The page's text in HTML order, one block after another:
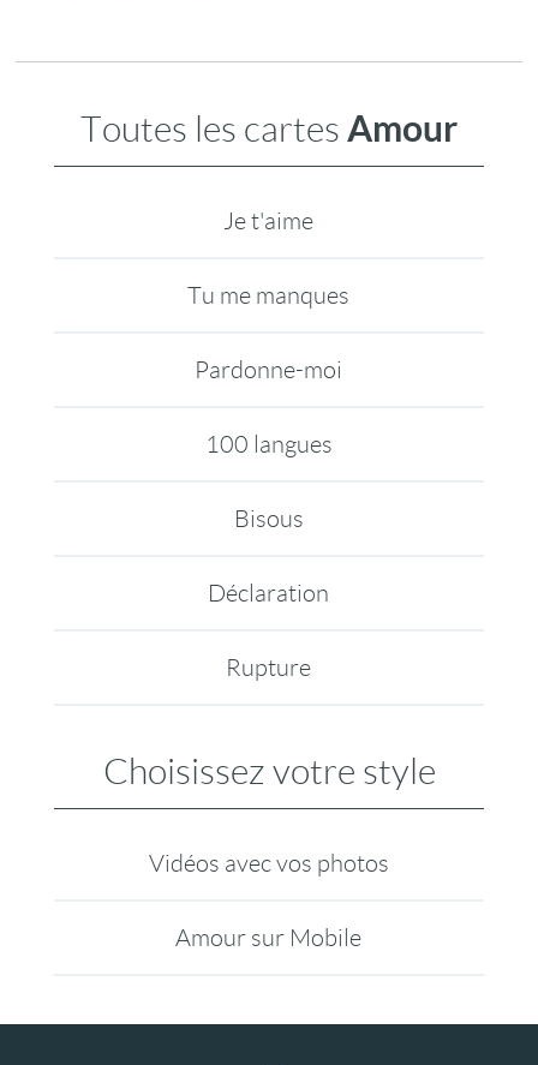
Toutes les cartes Amour
Je t'aime
Tu me manques
Pardonne-moi
100 langues
Bisous
Déclaration
Rupture
Choisissez votre style
Vidéos avec vos photos
Amour sur Mobile